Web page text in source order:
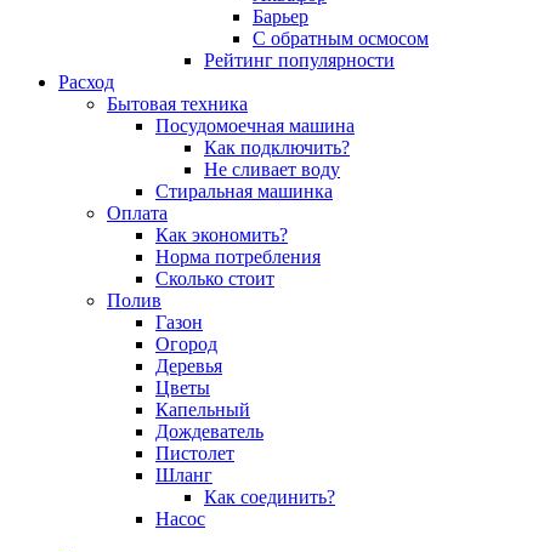
Барьер
С обратным осмосом
Рейтинг популярности
Расход
Бытовая техника
Посудомоечная машина
Как подключить?
Не сливает воду
Стиральная машинка
Оплата
Как экономить?
Норма потребления
Сколько стоит
Полив
Газон
Огород
Деревья
Цветы
Капельный
Дождеватель
Пистолет
Шланг
Как соединить?
Насос